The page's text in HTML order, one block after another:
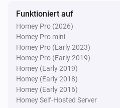
Ausgeschaltet
Und ...
WiFi-Panel-Heater
Ist an
WiFi-Thermostat
Funktioniert auf
Homey Pro (2026)
Homey Pro mini
Homey Pro (Early 2023)
Homey Pro (Early 2019)
Homey (Early 2019)
Homey (Early 2018)
Homey (Early 2016)
Homey Self-Hosted Server